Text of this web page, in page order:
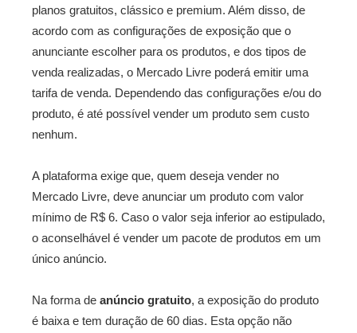
planos gratuitos, clássico e premium. Além disso, de
acordo com as configurações de exposição que o
anunciante escolher para os produtos, e dos tipos de
venda realizadas, o Mercado Livre poderá emitir uma
tarifa de venda. Dependendo das configurações e/ou do
produto, é até possível vender um produto sem custo
nenhum.
A plataforma exige que, quem deseja vender no
Mercado Livre, deve anunciar um produto com valor
mínimo de R$ 6. Caso o valor seja inferior ao estipulado,
o aconselhável é vender um pacote de produtos em um
único anúncio.
Na forma de anúncio gratuito, a exposição do produto
é baixa e tem duração de 60 dias. Esta opção não